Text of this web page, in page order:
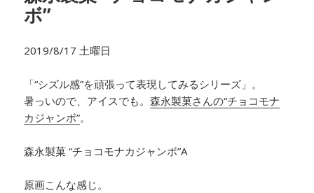
ボ”
2019/8/17 土曜日
「“シズル感”を頑張って表現してみるシリーズ」。
暑っいので、アイスでも。森永製菓さんの“チョコモナ
カジャンボ”。
森永製菓 “チョコモナカジャンボ”A
原画こんな感じ。